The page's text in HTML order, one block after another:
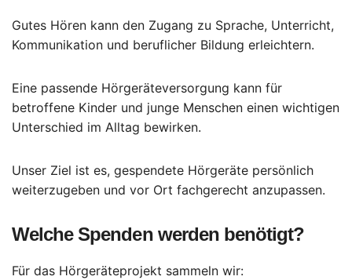
Gutes Hören kann den Zugang zu Sprache, Unterricht,
Kommunikation und beruflicher Bildung erleichtern.
Eine passende Hörgeräteversorgung kann für
betroffene Kinder und junge Menschen einen wichtigen
Unterschied im Alltag bewirken.
Unser Ziel ist es, gespendete Hörgeräte persönlich
weiterzugeben und vor Ort fachgerecht anzupassen.
Welche Spenden werden benötigt?
Für das Hörgeräteprojekt sammeln wir: